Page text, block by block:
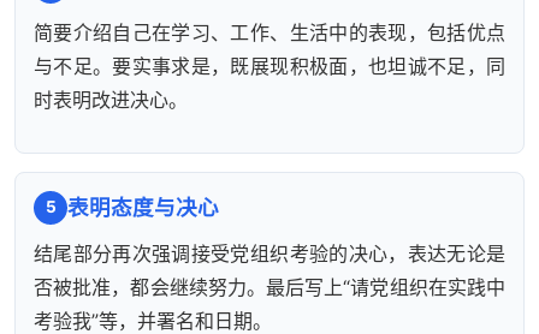
简要介绍自己在学习、工作、生活中的表现，包括优点
与不足。要实事求是，既展现积极面，也坦诚不足，同
时表明改进决心。
5 表明态度与决心
结尾部分再次强调接受党组织考验的决心，表达无论是
否被批准，都会继续努力。最后写上“请党组织在实践中
考验我”等，并署名和日期。